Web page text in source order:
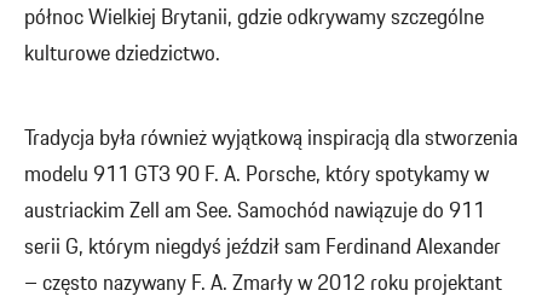
północ Wielkiej Brytanii, gdzie odkrywamy szczególne
kulturowe dziedzictwo.
Tradycja była również wyjątkową inspiracją dla stworzenia
modelu 911 GT3 90 F. A. Porsche, który spotykamy w
austriackim Zell am See. Samochód nawiązuje do 911
serii G, którym niegdyś jeździł sam Ferdinand Alexander
– często nazywany F. A. Zmarły w 2012 roku projektant